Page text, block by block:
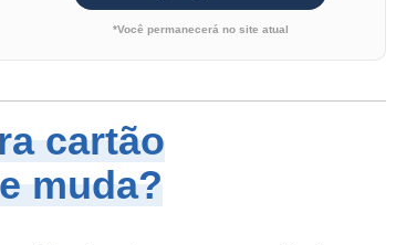
*Você permanecerá no site atual
cartão
muda?